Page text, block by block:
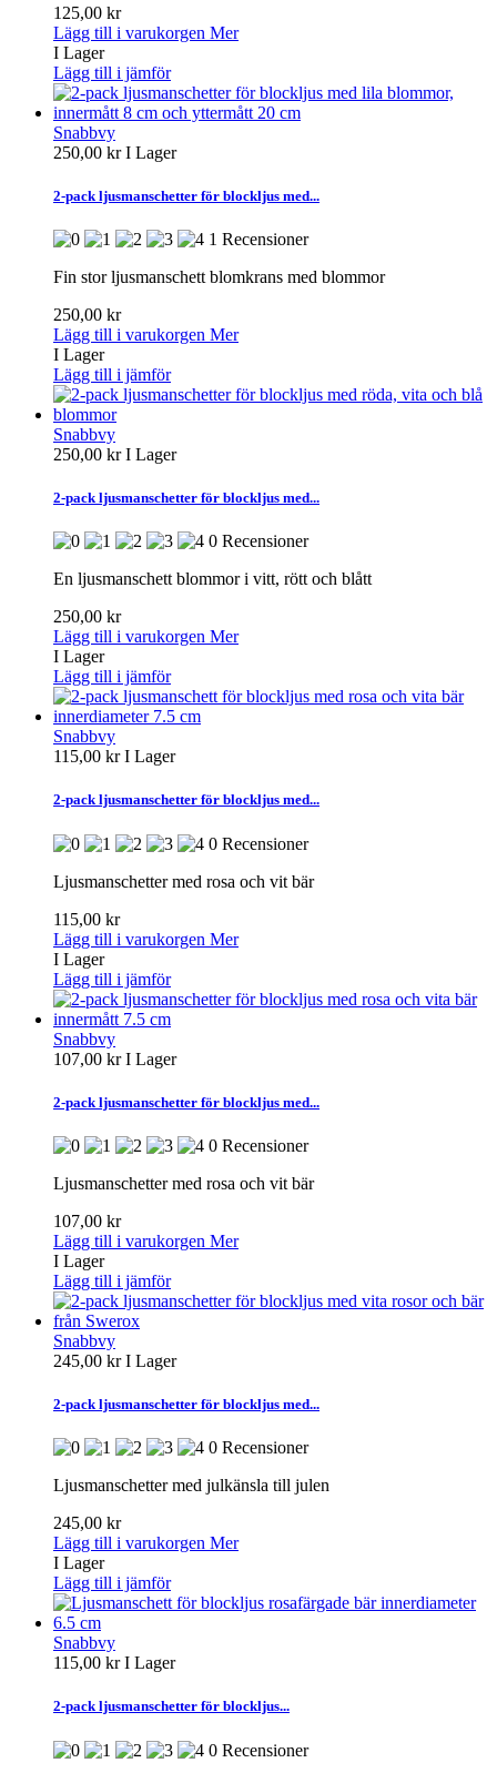
125,00 kr
Lägg till i varukorgen Mer
I Lager
Lägg till i jämför
Snabbvy
250,00 krI Lager
2-pack ljusmanschetter för blockljus med...
1 Recensioner
Fin stor ljusmanschett blomkrans med blommor
250,00 kr
Lägg till i varukorgen Mer
I Lager
Lägg till i jämför
Snabbvy
250,00 krI Lager
2-pack ljusmanschetter för blockljus med...
0 Recensioner
En ljusmanschett blommor i vitt, rött och blått
250,00 kr
Lägg till i varukorgen Mer
I Lager
Lägg till i jämför
Snabbvy
115,00 krI Lager
2-pack ljusmanschetter för blockljus med...
0 Recensioner
Ljusmanschetter med rosa och vit bär
115,00 kr
Lägg till i varukorgen Mer
I Lager
Lägg till i jämför
Snabbvy
107,00 krI Lager
2-pack ljusmanschetter för blockljus med...
0 Recensioner
Ljusmanschetter med rosa och vit bär
107,00 kr
Lägg till i varukorgen Mer
I Lager
Lägg till i jämför
Snabbvy
245,00 krI Lager
2-pack ljusmanschetter för blockljus med...
0 Recensioner
Ljusmanschetter med julkänsla till julen
245,00 kr
Lägg till i varukorgen Mer
I Lager
Lägg till i jämför
Snabbvy
115,00 krI Lager
2-pack ljusmanschetter för blockljus...
0 Recensioner